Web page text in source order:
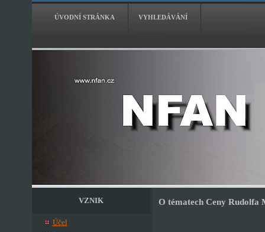
ÚVODNÍ STRÁNKA VYHLEDÁVÁNÍ
VZNIK
Účel
O tématech Ceny Rudolfa